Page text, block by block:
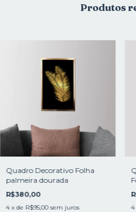
Produtos
Quadro Decorativo Folha
palmeira dourada
R$380,00
4 x de R$95,00 sem juros 4